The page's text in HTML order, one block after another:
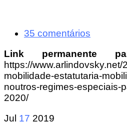
35 comentários
Link permanente
https://
mobilidade-estatutaria-
noutros-regimes-especiais-
2020/
Jul 17 2019